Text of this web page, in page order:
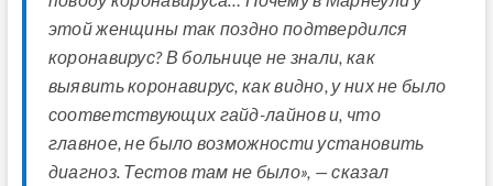
этой женщины так поздно подтвердился
коронавирус? В больнице не знали, как
выявить коронавирус, как видно, у них не было
соответствующих гайд-лайнов и, что
главное, не было возможности установить
диагноз. Тестов там не было», — сказал